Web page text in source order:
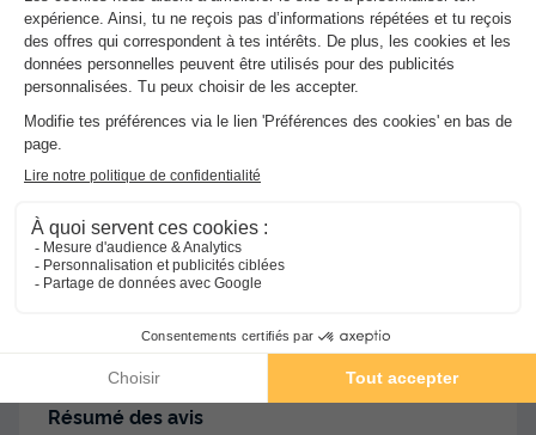
Avis clients
8.8/10
Les 18 avis des utilisateurs Vacances-
Campings.fr
Note globale
Basée sur
Les commentaires sont rédigés par nos clients après
leur séjour à l'établissement :Camping Le Pech de
Caumont
Résumé des avis